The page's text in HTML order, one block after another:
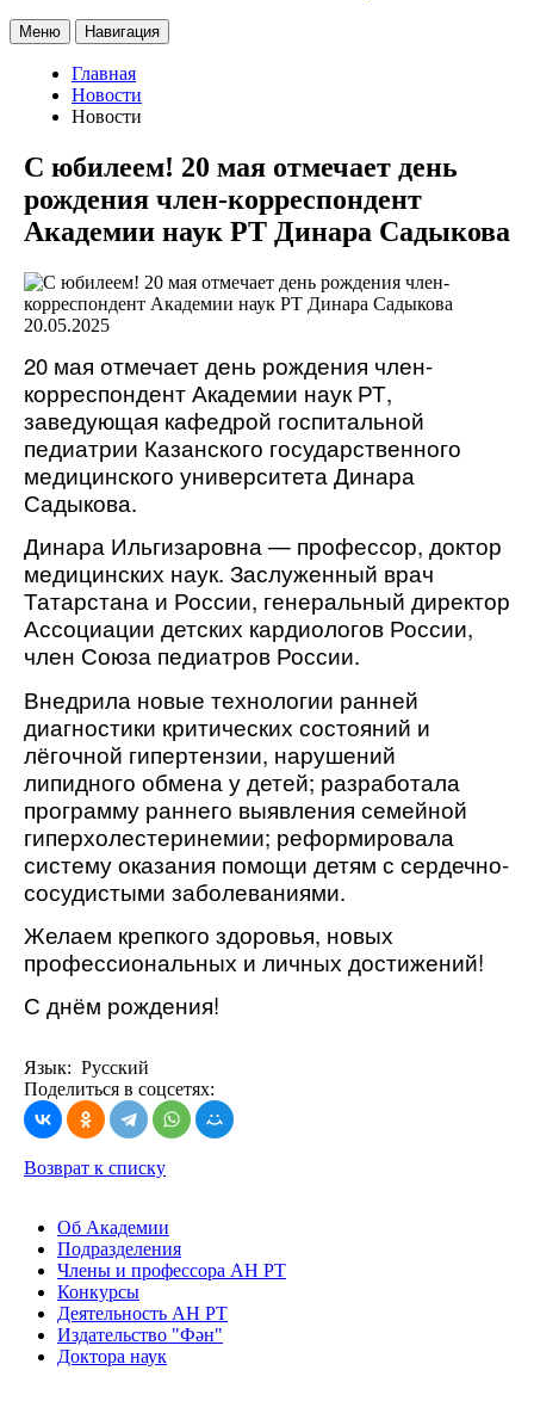
Меню Навигация
Главная
Новости
Новости
С юбилеем! 20 мая отмечает день
рождения член-корреспондент
Академии наук РТ Динара Садыкова
20.05.2025
20 мая отмечает день рождения член-
корреспондент Академии наук РТ,
заведующая кафедрой госпитальной
педиатрии Казанского государственного
медицинского университета Динара
Садыкова.
Динара Ильгизаровна — профессор, доктор
медицинских наук. Заслуженный врач
Татарстана и России, генеральный директор
Ассоциации детских кардиологов России,
член Союза педиатров России.
Внедрила новые технологии ранней
диагностики критических состояний и
лёгочной гипертензии, нарушений
липидного обмена у детей; разработала
программу раннего выявления семейной
гиперхолестеринемии; реформировала
систему оказания помощи детям с сердечно-
сосудистыми заболеваниями.
Желаем крепкого здоровья, новых
профессиональных и личных достижений!
С днём рождения!
Язык: Русский
Поделиться в соцсетях:
Возврат к списку
Об Академии
Подразделения
Члены и профессора АН РТ
Конкурсы
Деятельность АН РТ
Издательство "Фән"
Доктора наук